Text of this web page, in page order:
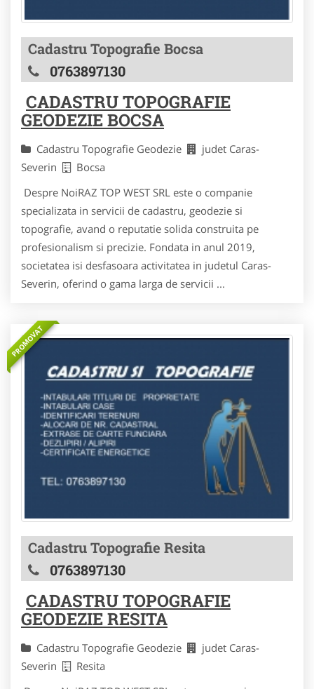
Cadastru Topografie Bocsa
0763897130
CADASTRU TOPOGRAFIE
GEODEZIE BOCSA
Cadastru Topografie Geodezie
judet Caras-
Severin
Bocsa
Despre NoiRAZ TOP WEST SRL este o companie
specializata in servicii de cadastru, geodezie si
topografie, avand o reputatie solida construita pe
profesionalism si precizie. Fondata in anul 2019,
societatea isi desfasoara activitatea in judetul Caras-
Severin, oferind o gama larga de servicii ...
PROMOVAT
Cadastru Topografie Resita
0763897130
CADASTRU TOPOGRAFIE
GEODEZIE RESITA
Cadastru Topografie Geodezie
judet Caras-
Severin
Resita